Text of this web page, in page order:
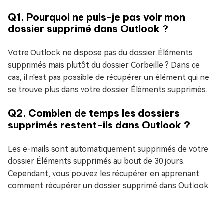
Q1. Pourquoi ne puis-je pas voir mon
dossier supprimé dans Outlook ?
Votre Outlook ne dispose pas du dossier Éléments
supprimés mais plutôt du dossier Corbeille ? Dans ce
cas, il n'est pas possible de récupérer un élément qui ne
se trouve plus dans votre dossier Éléments supprimés.
Q2. Combien de temps les dossiers
supprimés restent-ils dans Outlook ?
Les e-mails sont automatiquement supprimés de votre
dossier Éléments supprimés au bout de 30 jours.
Cependant, vous pouvez les récupérer en apprenant
comment récupérer un dossier supprimé dans Outlook.